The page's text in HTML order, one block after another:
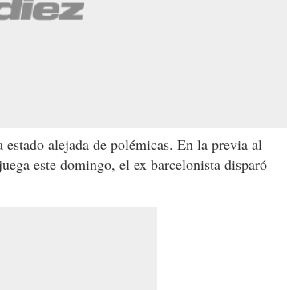
alejada de polémicas. En la previa al
este domingo, el ex barcelonista disparó